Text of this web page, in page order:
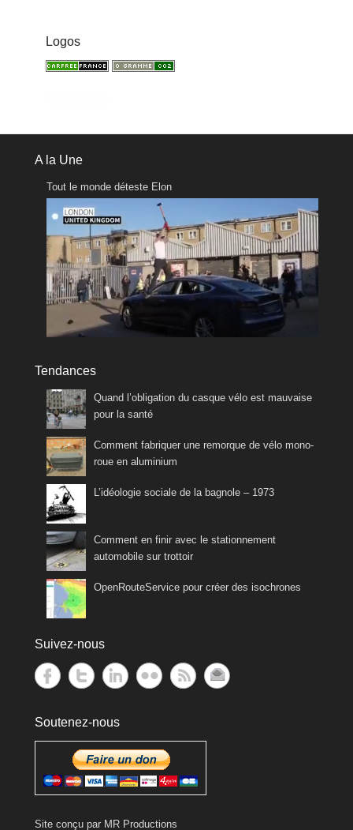
Logos
A la Une
Tout le monde déteste Elon
Tendances
Quand l’obligation du casque vélo est mauvaise
pour la santé
Comment fabriquer une remorque de vélo mono-
roue en aluminium
L’idéologie sociale de la bagnole – 1973
Comment en finir avec le stationnement
automobile sur trottoir
OpenRouteService pour créer des isochrones
Suivez-nous
Soutenez-nous
Site conçu par MR Productions